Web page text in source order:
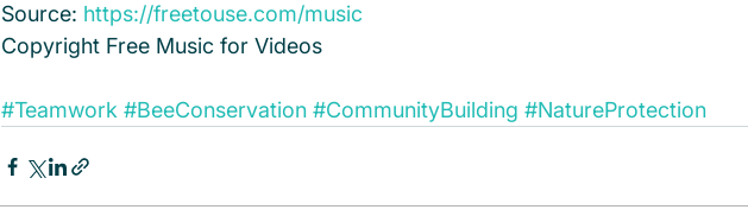
Source: https://freetouse.com/music
Copyright Free Music for Videos
#Teamwork #BeeConservation #CommunityBuilding #NatureProtection